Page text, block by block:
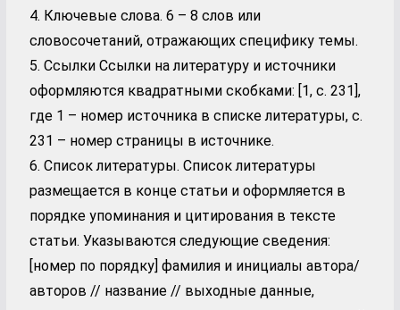
4. Ключевые слова. 6 – 8 слов или
словосочетаний, отражающих специфику темы.
5. Ссылки Ссылки на литературу и источники
оформляются квадратными скобками: [1, с. 231],
где 1 – номер источника в списке литературы, с.
231 – номер страницы в источнике.
6. Список литературы. Список литературы
размещается в конце статьи и оформляется в
порядке упоминания и цитирования в тексте
статьи. Указываются следующие сведения:
[номер по порядку] фамилия и инициалы автора/
авторов // название // выходные данные,